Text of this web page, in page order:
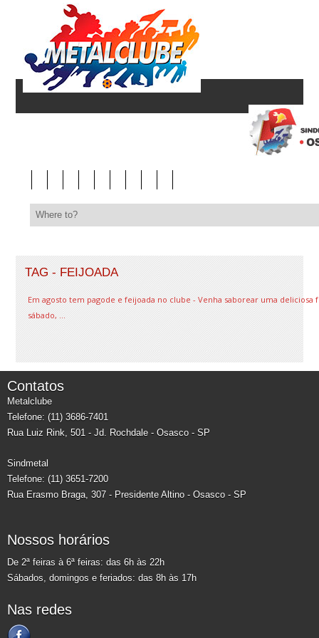
TAG - FEIJOADA
Em agosto tem pagode e feijoada no clube - Venha saborear uma
sábado, ...
Contatos
Metalclube
Telefone: (11) 3686-7401
Rua Luiz Rink, 501 - Jd. Rochdale - Osasco - SP
Sindmetal
Telefone: (11) 3651-7200
Rua Erasmo Braga, 307 - Presidente Altino - Osasco - SP
Nossos horários
De 2ª feiras à 6ª feiras: das 6h às 22h
Sábados, domingos e feriados: das 8h às 17h
Nas redes